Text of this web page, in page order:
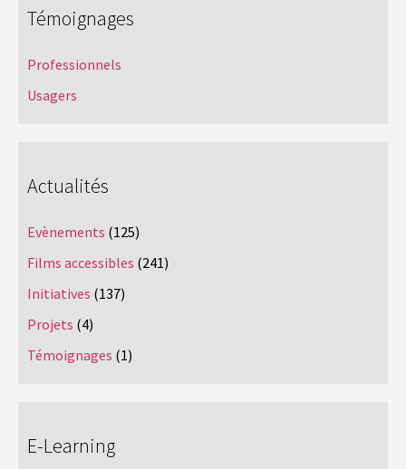
Témoignages
Professionnels
Usagers
Actualités
Evènements (125)
Films accessibles (241)
Initiatives (137)
Projets (4)
Témoignages (1)
E-Learning